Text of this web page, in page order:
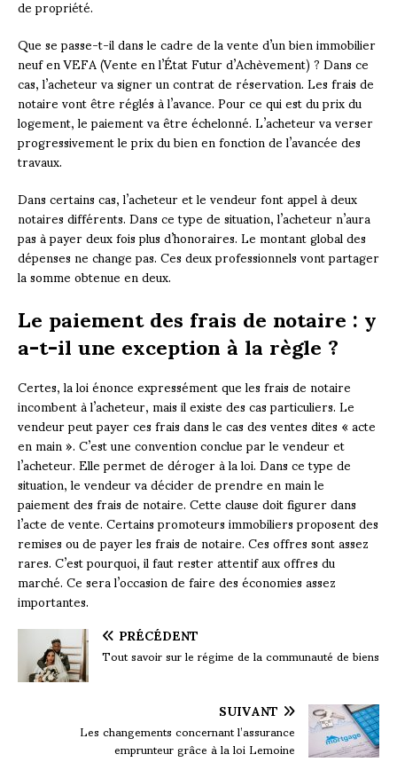
Que se passe-t-il dans le cadre de la vente d’un bien immobilier
neuf en VEFA (Vente en l’État Futur d’Achèvement) ? Dans ce
cas, l’acheteur va signer un contrat de réservation. Les frais de
notaire vont être réglés à l’avance. Pour ce qui est du prix du
logement, le paiement va être échelonné. L’acheteur va verser
progressivement le prix du bien en fonction de l’avancée des
travaux.
Dans certains cas, l’acheteur et le vendeur font appel à deux
notaires différents. Dans ce type de situation, l’acheteur n’aura
pas à payer deux fois plus d’honoraires. Le montant global des
dépenses ne change pas. Ces deux professionnels vont partager
la somme obtenue en deux.
Le paiement des frais de notaire : y
a-t-il une exception à la règle ?
Certes, la loi énonce expressément que les frais de notaire
incombent à l’acheteur, mais il existe des cas particuliers. Le
vendeur peut payer ces frais dans le cas des ventes dites « acte
en main ». C’est une convention conclue par le vendeur et
l’acheteur. Elle permet de déroger à la loi. Dans ce type de
situation, le vendeur va décider de prendre en main le
paiement des frais de notaire. Cette clause doit figurer dans
l’acte de vente. Certains promoteurs immobiliers proposent des
remises ou de payer les frais de notaire. Ces offres sont assez
rares. C’est pourquoi, il faut rester attentif aux offres du
marché. Ce sera l’occasion de faire des économies assez
importantes.
PRÉCÉDENT
Tout savoir sur le régime de la communauté de biens
SUIVANT
Les changements concernant l’assurance
emprunteur grâce à la loi Lemoine